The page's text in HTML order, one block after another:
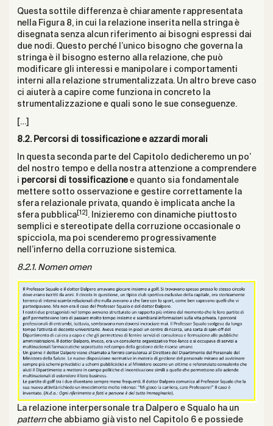
Questa sottile differenza è chiaramente rappresentata
nella Figura 8, in cui la relazione inserita nella stringa è
disegnata senza alcun riferimento ai bisogni espressi dai
due nodi. Questo perché l’unico bisogno che governa la
stringa è il bisogno esterno alla relazione, che può
modificare gli interessi e manipolare i comportamenti
interni alla relazione strumentalizzata. Un altro breve caso
ci aiuterà a capire come funziona in concreto la
strumentalizzazione e quali sono le sue conseguenze.
[…]
8.2. Percorsi di tossificazione e azzardi morali
In questa seconda parte del Capitolo dedicheremo un po’
del nostro tempo e della nostra attenzione a comprendere
i percorsi di tossificazionee quanto sia fondamentale
mettere sotto osservazione e gestire correttamente la
sfera relazionale privata, quando è implicata anche la
sfera pubblica[12] . Inizieremo con dinamiche piuttosto
semplici e stereotipate della corruzione occasionale o
spicciola, ma poi scenderemo progressivamente
nell’inferno della corruzione sistemica.
8.2.1. Nomen omen
La relazione interpersonale tra Dalpero e Squalo ha un
patternche abbiamo già visto nel Capitolo 6 e possiede